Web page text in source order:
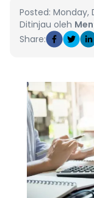
Posted: Monday,
Ditinjau oleh
Share: